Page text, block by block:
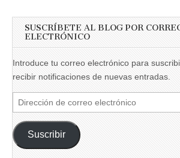
SUSCRÍBETE AL BLOG POR
ELECTRÓNICO
Introduce tu correo electrónico para
recibir notificaciones de nuevas entradas.
Dirección
de
correo
electrónico
Suscribir